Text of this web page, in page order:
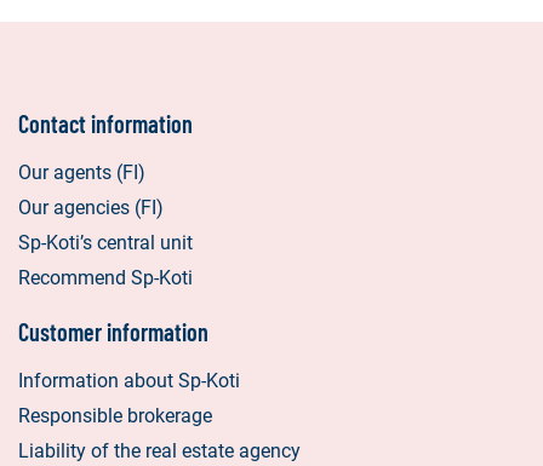
Contact information
Our agents (FI)
Our agencies (FI)
Sp-Koti’s central unit
Recommend Sp-Koti
Customer information
Information about Sp-Koti
Responsible brokerage
Liability of the real estate agency